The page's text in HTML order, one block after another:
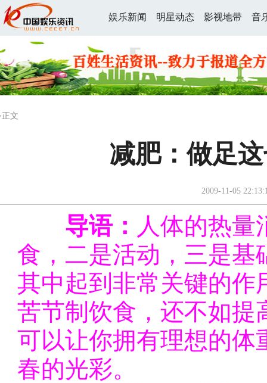
娱乐新闻 明星动态 影视地带 音
文
减肥：做足
2009-11-05
导语： 人体的热量
食，二是活动，三是基
其中起到非常关键的作
苦节制饮食，还不如提
可以让你拥有理想的体
春的光彩。